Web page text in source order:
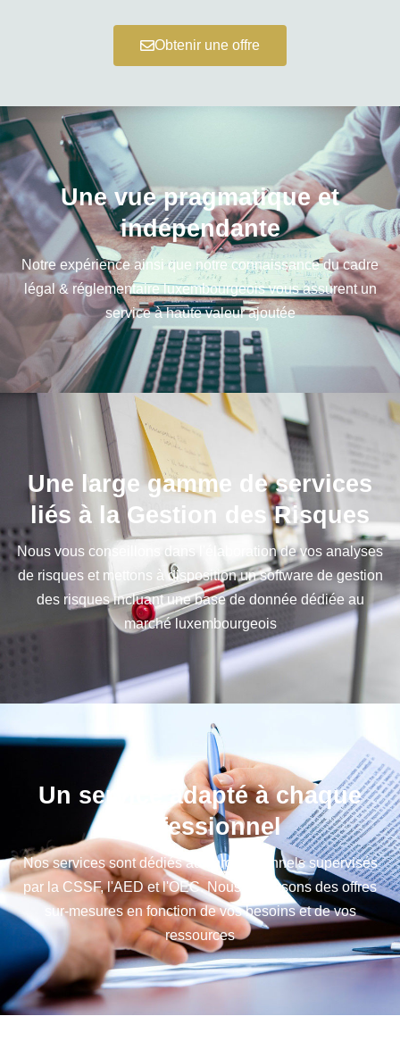
Obtenir une offre
Une vue pragmatique et
indépendante
Notre expérience ainsi que notre connaissance du cadre
légal & réglementaire luxembourgeois vous assurent un
service à haute valeur ajoutée
Une large gamme de services
liés à la Gestion des Risques
Nous vous conseillons dans l'élaboration de vos analyses
de risques et mettons à disposition un software de gestion
des risques incluant une base de donnée dédiée au
marché luxembourgeois
Un service adapté à chaque
professionnel
Nos services sont dédiés aux professionnels supervisés
par la CSSF, l'AED et l'OEC. Nous proposons des offres
sur-mesures en fonction de vos besoins et de vos
ressources